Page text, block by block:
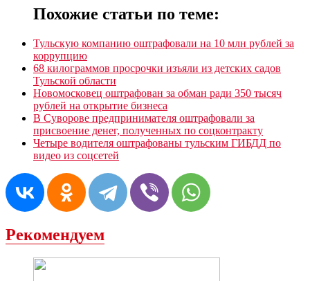
Похожие статьи по теме:
Тульскую компанию оштрафовали на 10 млн рублей за
коррупцию
68 килограммов просрочки изъяли из детских садов
Тульской области
Новомосковец оштрафован за обман ради 350 тысяч
рублей на открытие бизнеса
В Суворове предпринимателя оштрафовали за
присвоение денег, полученных по соцконтракту
Четыре водителя оштрафованы тульским ГИБДД по
видео из соцсетей
Рекомендуем